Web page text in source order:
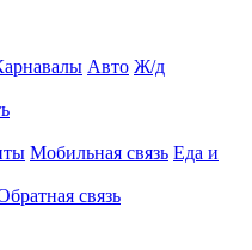
Авто Ж/д
Мобильная связь Еда и
связь